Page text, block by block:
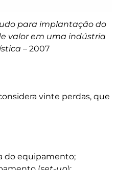
para implantação do
valor em uma indústria
– 2007
vinte perdas, que
do equipamento;